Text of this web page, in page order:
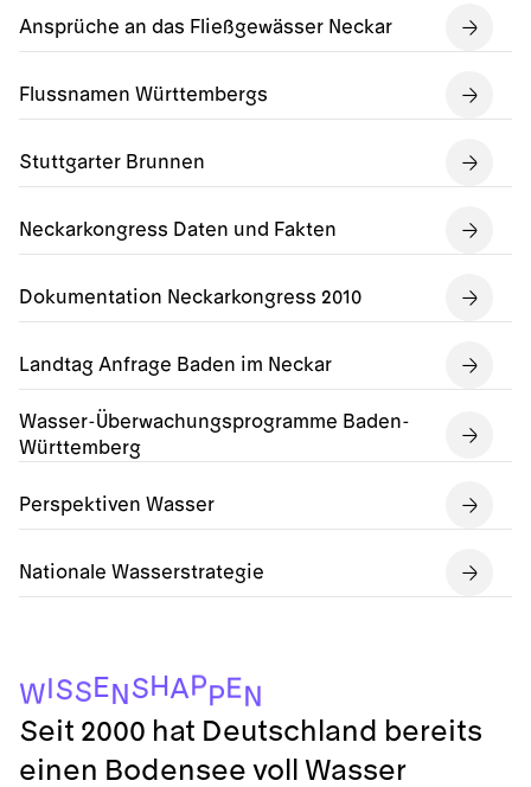
Ansprüche an das Fließgewässer Neckar
Flussnamen Württembergs
Stuttgarter Brunnen
Neckarkongress Daten und Fakten
Dokumentation Neckarkongress 2010
Landtag Anfrage Baden im Neckar
Wasser-Überwachungsprogramme Baden-
Württemberg
Perspektiven Wasser
Nationale Wasserstrategie
WISSE N SHAPPEN
Seit 2000 hat Deutschland bereits
einen Bodensee voll Wasser